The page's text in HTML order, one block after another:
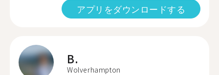
アプリをダウンロードする
B.
Wolverhampton